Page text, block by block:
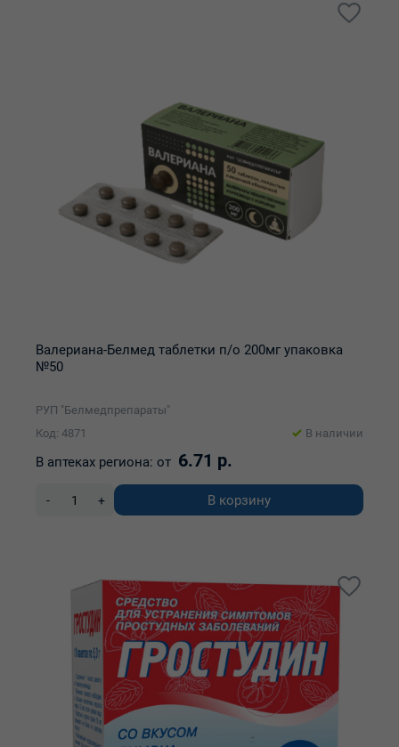
Валериана-Белмед таблетки п/о 200мг упаковка
№50
РУП "Белмедпрепараты"
Код: 4871
В наличии
В аптеках региона: от 6.71 р.
- + В корзину